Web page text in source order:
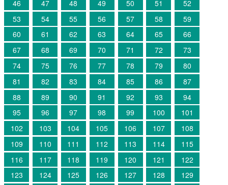
46
47 48 49 50 51
52
53
54 55 56 57 58
59
60
61 62 63 64 65
66
67
68 69 70 71 72
73
74
75 76 77 78 79
80
81
82 83 84 85 86
87
88
89 90 91 92 93
94
95
96 97 98 99 100
101
102
103 104 105 106 107
108
109
110 111 112 113 114
115
116
117 118 119 120 121
122
123
124 125 126 127 128 129